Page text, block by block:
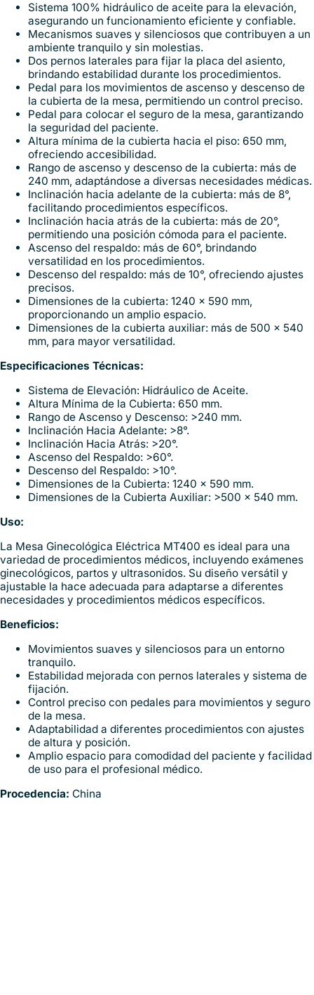
Sistema 100% hidráulico de aceite para la elevación,
asegurando un funcionamiento eficiente y confiable.
Mecanismos suaves y silenciosos que contribuyen a un
ambiente tranquilo y sin molestias.
Dos pernos laterales para fijar la placa del asiento,
brindando estabilidad durante los procedimientos.
Pedal para los movimientos de ascenso y descenso de
la cubierta de la mesa, permitiendo un control preciso.
Pedal para colocar el seguro de la mesa, garantizando
la seguridad del paciente.
Altura mínima de la cubierta hacia el piso: 650 mm,
ofreciendo accesibilidad.
Rango de ascenso y descenso de la cubierta: más de
240 mm, adaptándose a diversas necesidades médicas.
Inclinación hacia adelante de la cubierta: más de 8°,
facilitando procedimientos específicos.
Inclinación hacia atrás de la cubierta: más de 20°,
permitiendo una posición cómoda para el paciente.
Ascenso del respaldo: más de 60°, brindando
versatilidad en los procedimientos.
Descenso del respaldo: más de 10°, ofreciendo ajustes
precisos.
Dimensiones de la cubierta: 1240 x 590 mm,
proporcionando un amplio espacio.
Dimensiones de la cubierta auxiliar: más de 500 x 540
mm, para mayor versatilidad.
Especificaciones Técnicas:
Sistema de Elevación: Hidráulico de Aceite.
Altura Mínima de la Cubierta: 650 mm.
Rango de Ascenso y Descenso: >240 mm.
Inclinación Hacia Adelante: >8°.
Inclinación Hacia Atrás: >20°.
Ascenso del Respaldo: >60°.
Descenso del Respaldo: >10°.
Dimensiones de la Cubierta: 1240 x 590 mm.
Dimensiones de la Cubierta Auxiliar: >500 x 540 mm.
Uso:
La Mesa Ginecológica Eléctrica MT400 es ideal para una
variedad de procedimientos médicos, incluyendo exámenes
ginecológicos, partos y ultrasonidos. Su diseño versátil y
ajustable la hace adecuada para adaptarse a diferentes
necesidades y procedimientos médicos específicos.
Beneficios:
Movimientos suaves y silenciosos para un entorno
tranquilo.
Estabilidad mejorada con pernos laterales y sistema de
fijación.
Control preciso con pedales para movimientos y seguro
de la mesa.
Adaptabilidad a diferentes procedimientos con ajustes
de altura y posición.
Amplio espacio para comodidad del paciente y facilidad
de uso para el profesional médico.
Procedencia: China